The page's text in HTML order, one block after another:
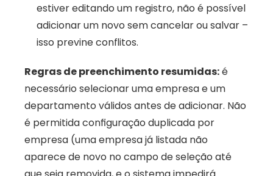
estiver editando um registro, não é possível
adicionar um novo sem cancelar ou salvar –
isso previne conflitos.
Regras de preenchimento resumidas: é
necessário selecionar uma empresa e um
departamento válidos antes de adicionar. Não
é permitida configuração duplicada por
empresa (uma empresa já listada não
aparece de novo no campo de seleção até